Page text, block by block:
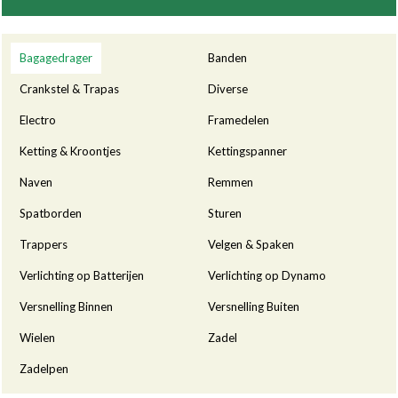
Categorieën
Bagagedrager Banden
Crankstel & Trapas Diverse
Electro Framedelen
Ketting & Kroontjes Kettingspanner
Naven Remmen
Spatborden Sturen
Trappers Velgen & Spaken
Verlichting op Batterijen Verlichting op Dynamo
Versnelling Binnen Versnelling Buiten
Wielen Zadel
Zadelpen